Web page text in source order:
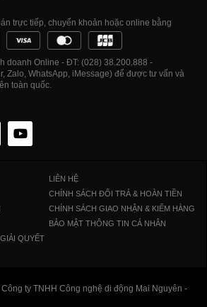
trực tiếp, chuyển khoản hoặc online bằng
doanh Online - ĐT: (028) 38.200.888 -
Zalo, WhatsApp, iMessage) để được tư vấn và
toàn quốc.
LIÊN HỆ
CHÍNH SÁCH ĐỔI TRẢ & HOÀN TIỀN
CHÍNH SÁCH GIAO NHẬN & KIỂM HÀNG
BẢO MẬT THÔNG TIN CÁ NHÂN
QUYẾT
ty TNHH Công nghệ di động Mai Nguyên -